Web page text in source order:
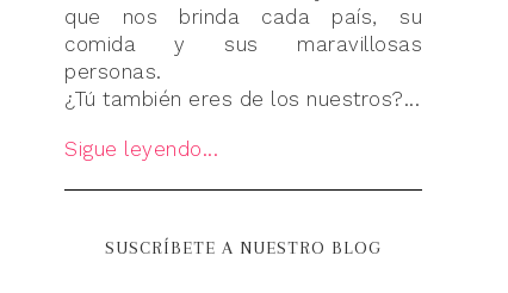
que nos brinda cada país, su
comida y sus maravillosas
personas.
¿Tú también eres de los nuestros?...
Sigue leyendo...
SUSCRÍBETE A NUESTRO BLOG